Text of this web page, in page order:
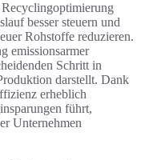
besser steuern und
Rohstoffe reduzieren.
emissionsarmer
Schritt in
darstellt. Dank
erheblich
führt,
Unternehmen